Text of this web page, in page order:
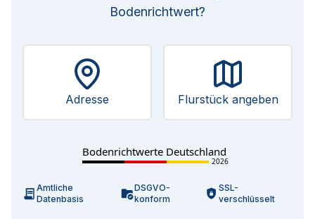
Bodenrichtwert?
Adresse Flurstück angeben
Bodenrichtwerte Deutschland
2026
Amtliche
Datenbasis
DSGVO-
konform
SSL-
verschlüsselt